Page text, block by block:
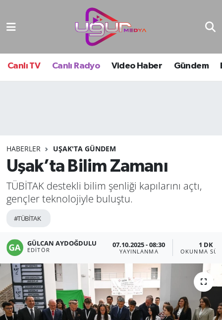
Canlı TV Canlı Radyo Video Haber Gündem
HABERLER UŞAK'TA GÜNDEM
Uşak’ta Bilim Zamanı
TÜBİTAK destekli bilim şenliği kapılarını açtı,
gençler teknolojiyle buluştu.
#TÜBİTAK
GÜLCAN AYDOĞDULU
EDITÖR
07.10.2025 - 08:30
YAYINLANMA
1 DK
OKUNMA
Nöbetçi Eczaneler
Hava Durumu
Tüm Manşetler
Son Dakika Haberleri
Haber Arşivi